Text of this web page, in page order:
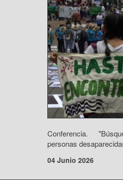
Conferencia.
personas
04 Junio 2026